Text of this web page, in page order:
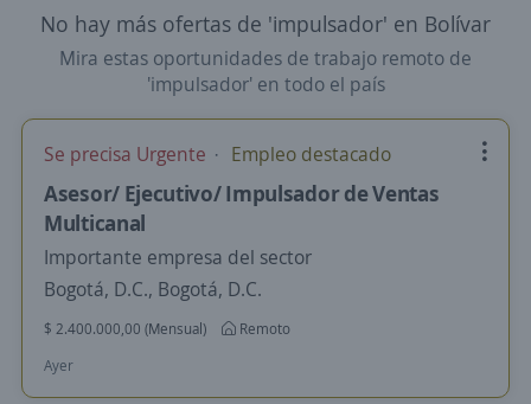
No hay más ofertas de 'impulsador' en Bolívar
Mira estas oportunidades de trabajo remoto de
'impulsador' en todo el país
Se precisa Urgente Empleo destacado
Asesor/ Ejecutivo/ Impulsador de Ventas
Multicanal
Importante empresa del sector
Bogotá, D.C., Bogotá, D.C.
$ 2.400.000,00 (Mensual)
Remoto
Ayer